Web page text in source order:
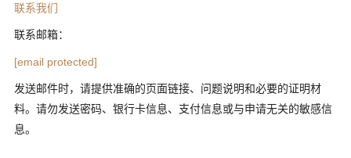
联系我们
联系邮箱：
[email protected]
发送邮件时，请提供准确的页面链接、问题说明和必要的证明材
料。请勿发送密码、银行卡信息、支付信息或与申请无关的敏感信
息。